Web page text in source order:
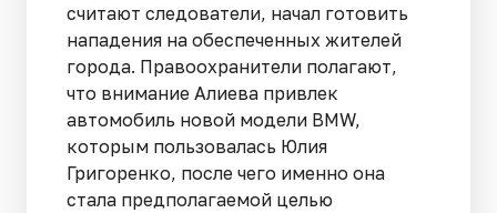
считают следователи, начал готовить
нападения на обеспеченных жителей
города. Правоохранители полагают,
что внимание Алиева привлек
автомобиль новой модели BMW,
которым пользовалась Юлия
Григоренко, после чего именно она
стала предполагаемой целью